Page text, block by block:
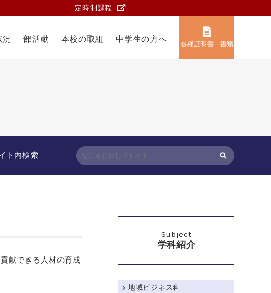
定時制課程
況 部活動 本校の取組 中学生の方へ
各種証明書・書類
ト内検索
献できる人材の育成
Subject
学科紹介
地域ビジネス科